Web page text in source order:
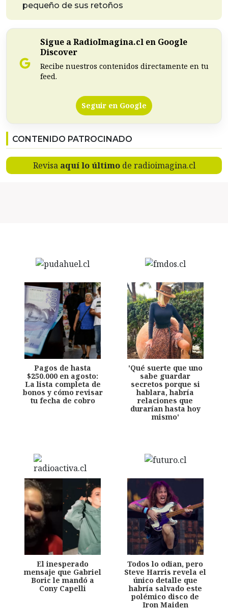
pequeño de sus retoños
Sigue a RadioImagina.cl en Google
Discover
Recibe nuestros contenidos directamente en tu
feed.
Seguir en Google
CONTENIDO PATROCINADO
Revisa aquí lo últimode radioimagina.cl
Pagos de hasta
$250.000 en agosto:
La lista completa de
bonos y cómo revisar
tu fecha de cobro
'Qué suerte que uno
sabe guardar
secretos porque si
hablara, habría
relaciones que
durarían hasta hoy
mismo'
El inesperado
mensaje que Gabriel
Boric le mandó a
Cony Capelli
Todos lo odian, pero
Steve Harris revela el
único detalle que
habría salvado este
polémico disco de
Iron Maiden